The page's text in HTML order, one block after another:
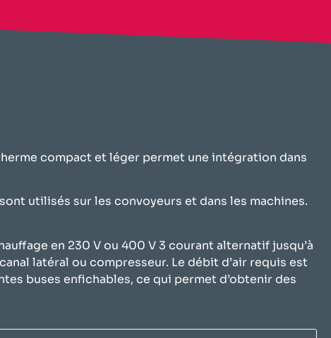
compact et léger permet une intégration dans
utilisés sur les convoyeurs et dans les machines.
en 230 V ou 400 V 3 courant alternatif jusqu’à
latéral ou compresseur. Le débit d’air requis est
buses enfichables, ce qui permet d’obtenir des